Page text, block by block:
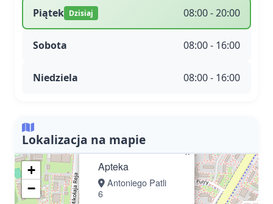
Piątek Dzisiaj 08:00 - 20:00
Sobota 08:00 - 16:00
Niedziela 08:00 - 16:00
Lokalizacja na mapie
Apteka
Antoniego Patli
6
×
+
−